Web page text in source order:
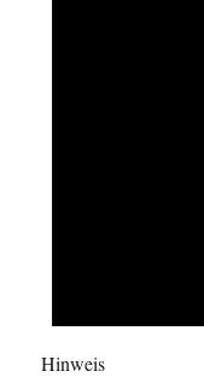
Hinweis